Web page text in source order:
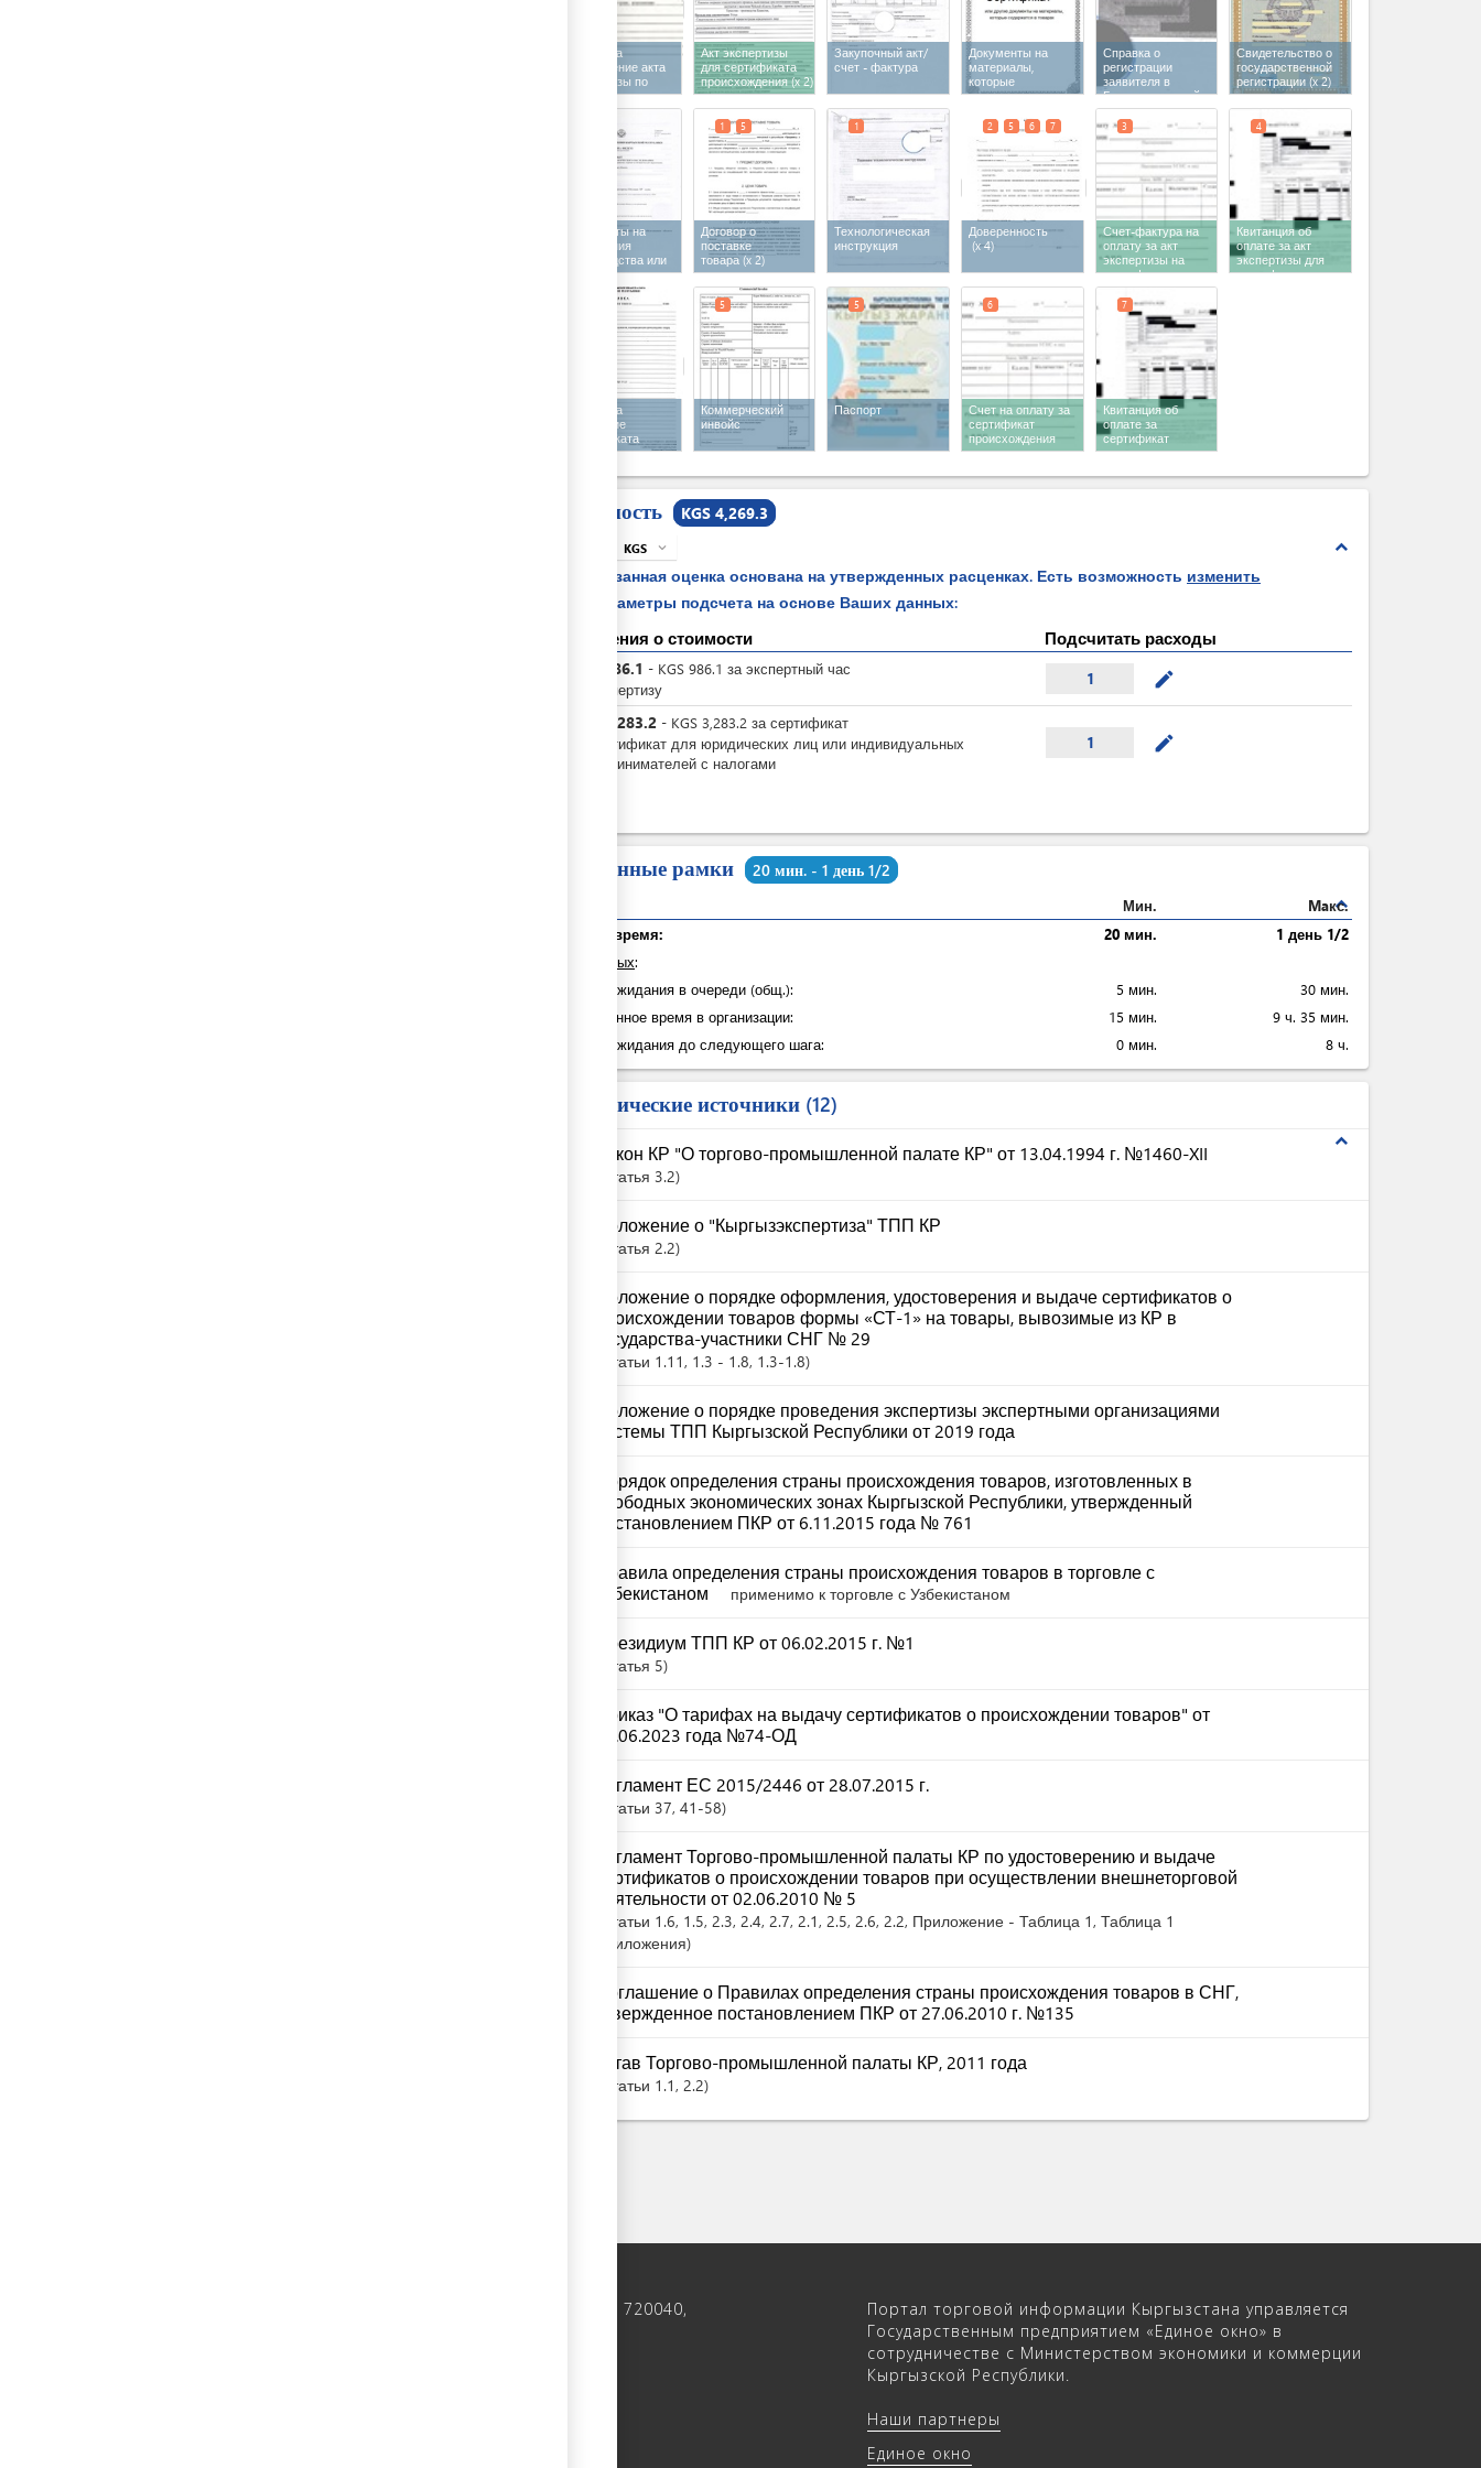
Заявка на
оформление акта
экспертизы по
определению
Акт экспертизы
для сертификата
происхождения(x 2)
Закупочный акт/
счет - фактура
Документы на
материалы,
которые
содержатся в
Справка о
регистрации
заявителя в
Государственной
Налоговой Службе
КР
Свидетельство о
государственной
регистрации (x 2)
Документы на
помещения
производства или
переработки
Договор о
поставке
товара(x 2)
1 5
Технологическая
инструкция
1
Доверенность
(x 4)
2 5 6 7
Счет-фактура на
оплату за акт
экспертизы на
сертификат
происхождения
3
Квитанция об
оплате за акт
экспертизы для
сертификата
4
Заявка на
получение
сертификата
происхождения
Коммерческий
инвойс
5
Паспорт
5
Счет на оплату за
сертификат
происхождения
6
Квитанция об
оплате за
сертификат
происхождения
7
Стоимость KGS 4,269.3
expand_less
KGS expand_more
Указанная оценка основана на утвержденных расценках. Есть возможность изменить
параметры подсчета на основе Ваших данных:
Сведения о стоимости Подсчитать расходы
986.1 - KGS 986.1 за экспертный час
за экспертизу
1 mode_edit
3,283.2 - KGS 3,283.2 за сертификат
за сертификат для юридических лиц или индивидуальных
предпринимателей с налогами
1 mode_edit
Временные рамки 20 мин. - 1 день 1/2
expand_less
Мин.
Maкс.
Общее время:
20 мин.
1 день 1/2
из которых:
Время ожидания в очереди (общ.):
5 мин.
30 мин.
Затраченное время в организации:
15 мин.
9 ч. 35 мин.
Время ожидания до следующего шага:
0 мин. 8 ч.
Юридические источники 12
expand_less
Закон КР "О торгово-промышленной палате КР" от 13.04.1994 г. №1460-XII
Статья 3.2
Положение о "Кыргызэкспертиза" ТПП КР
Статья 2.2
Положение о порядке оформления, удостоверения и выдаче сертификатов о
происхождении товаров формы «СТ-1» на товары, вывозимые из КР в
государства-участники СНГ № 29
Статьи 1.11, 1.3 - 1.8, 1.3-1.8
Положение о порядке проведения экспертизы экспертными организациями
системы ТПП Кыргызской Республики от 2019 года
Порядок определения страны происхождения товаров, изготовленных в
свободных экономических зонах Кыргызской Республики, утвержденный
постановлением ПКР от 6.11.2015 года № 761
Правила определения страны происхождения товаров в торговле с
Узбекистаном
применимо к торговле с Узбекистаном
Президиум ТПП КР от 06.02.2015 г. №1
Статья 5
Приказ "О тарифах на выдачу сертификатов о происхождении товаров" от
23.06.2023 года №74-ОД
Регламент ЕС 2015/2446 от 28.07.2015 г.
Статьи 37, 41-58
Регламент Торгово-промышленной палаты КР по удостоверению и выдаче
сертификатов о происхождении товаров при осуществлении внешнеторговой
деятельности от 02.06.2010 № 5
Статьи 1.6, 1.5, 2.3, 2.4, 2.7, 2.1, 2.5, 2.6, 2.2, Приложение - Таблица 1, Таблица 1
Приложения
Соглашение о Правилах определения страны происхождения товаров в СНГ,
утвержденное постановлением ПКР от 27.06.2010 г. №135
Устав Торгово-промышленной палаты КР, 2011 года
Статьи 1.1, 2.2
пр. Чуй 122, 4-ый этаж, 720040,
Портал торговой информации Кыргызстана управляется
Государственным предприятием «Единое окно» в
сотрудничестве с Министерством экономики и коммерции
Кыргызской Республики.
Наши партнеры
Единое окно